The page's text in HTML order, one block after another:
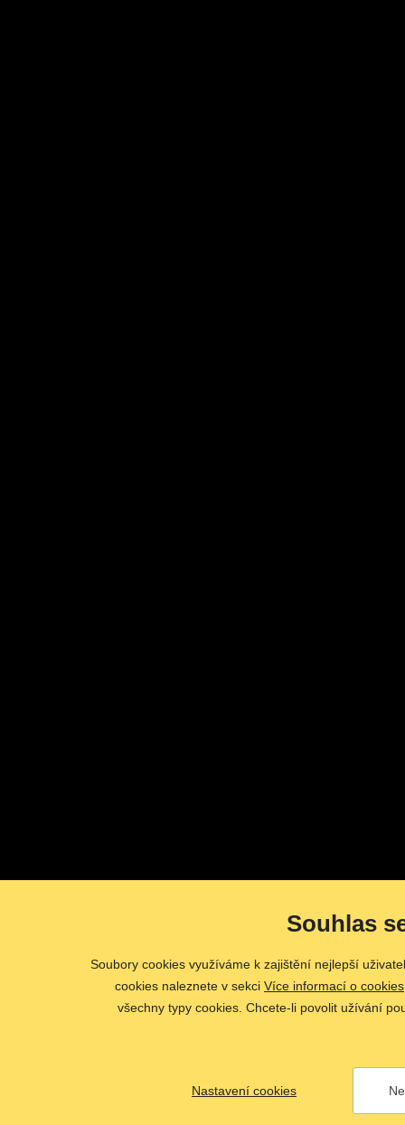
Souhlas
Soubory cookies využíváme k zajištění nejlepší
cookies naleznete v sekci Více informací o cookies
všechny typy cookies. Chcete-li povolit užívání
Nastavení cookies